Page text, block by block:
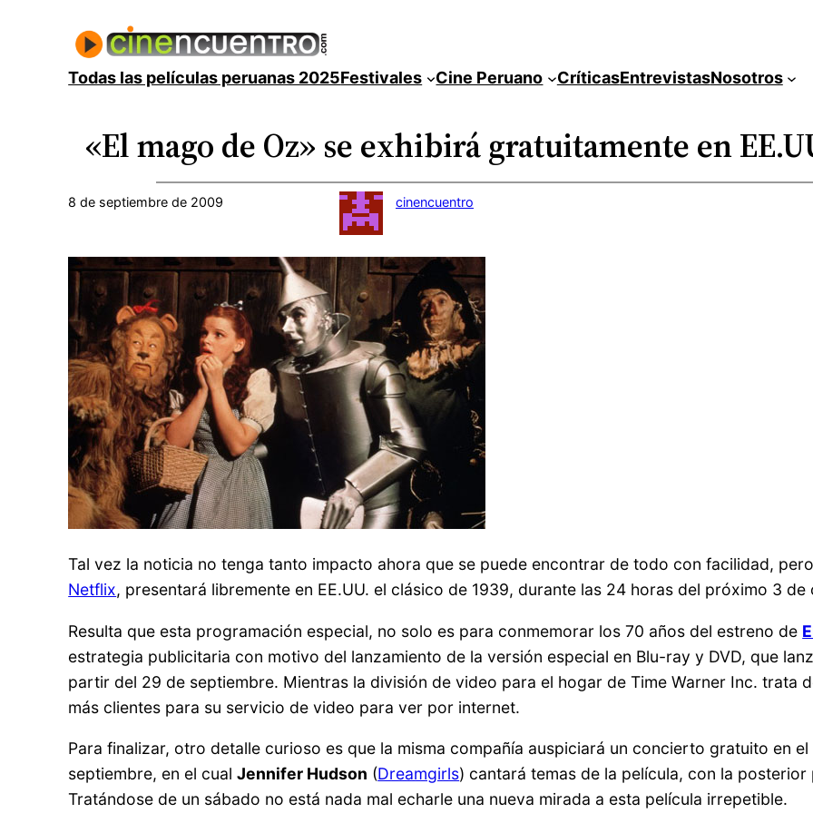
contenidoTodas las películas peruanas 2025Festivales Cine Peruano CríticasEntrevistasNosotros
«El mago de Oz» se exhibirá gratuitamente en
8 de septiembre de 2009 cinencuentro
Tal vez la noticia no tenga tanto impacto ahora que se puede encontrar de todo con facilidad,
Netflix, presentará libremente en EE.UU. el clásico de 1939, durante las 24 horas del próximo 3
Resulta que esta programación especial, no solo es para conmemorar los 70 años del estreno de
estrategia publicitaria con motivo del lanzamiento de la versión especial en Blu-ray y DVD, que
partir del 29 de septiembre. Mientras la división de video para el hogar de Time Warner Inc. trata
más clientes para su servicio de video para ver por internet.
Para finalizar, otro detalle curioso es que la misma compañía auspiciará un concierto gratuito en
septiembre, en el cualJennifer Hudson (Dreamgirls) cantará temas de la película, con la
Tratándose de un sábado no está nada mal echarle una nueva mirada a esta película irrepetible.